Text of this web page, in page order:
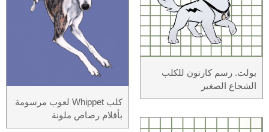
بولت. رسم كارتون للكلب
الشجاع الصغير
كلب Whippet لعوب مرسومة
بأقلام رصاص ملونة